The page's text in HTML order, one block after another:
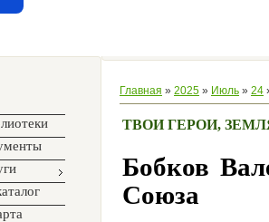
Главная » 2025 » Июль » 24
ТВОИ ГЕРОИ,
Бобков
Союза